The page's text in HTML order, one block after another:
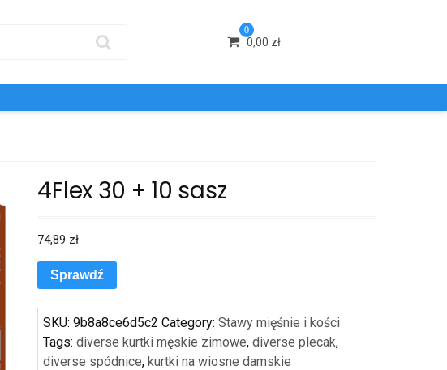
0
0,00 zł
4Flex 30 + 10 sasz
74,89 zł
Sprawdź
SKU:9b8a8ce6d5c2 Category:Stawy mięśnie i kości
Tags:diverse kurtki męskie zimowe,diverse plecak,
diverse spódnice,kurtki na wiosne damskie